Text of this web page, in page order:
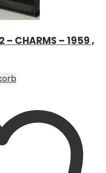
CHARMS – 1959 ,